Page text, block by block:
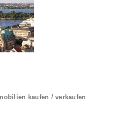
kaufen / verkaufen